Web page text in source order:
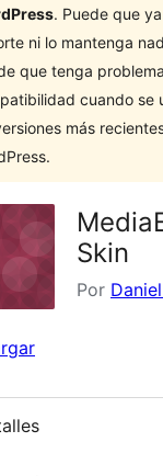
. Puede que
ni lo mantenga
que tenga
cuando se
más
Skin
Por